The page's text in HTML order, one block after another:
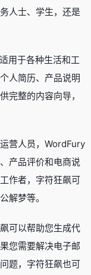
人士、学生，还是
用于各种生活和工
人简历、产品说明
完整的内容向导，
营人员，WordFury
产品评价和电商说
作者，字符狂飙可
解梦等。
可以帮助您生成代
您需要解决电子邮
题，字符狂飙也可